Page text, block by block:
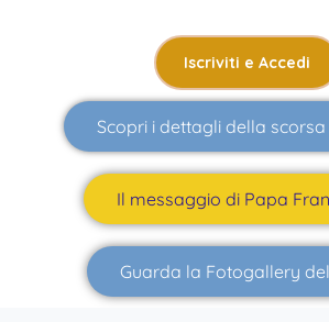
Iscriviti e Accedi
Scopri i dettagli della scorsa
Il messaggio di Papa
Guarda la Fotogallery